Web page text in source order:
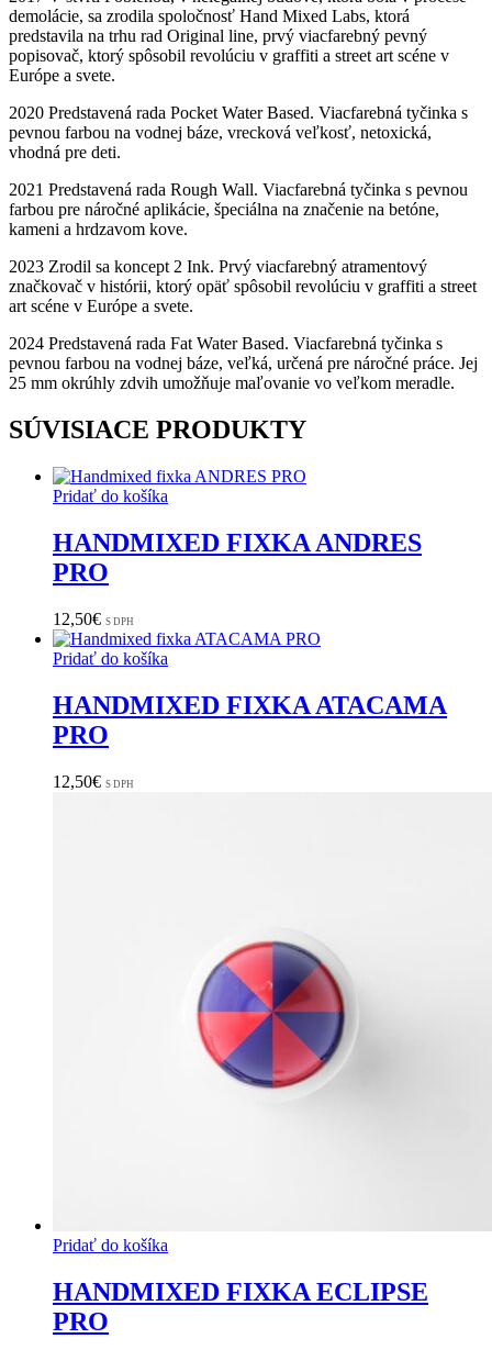
demolácie, sa zrodila spoločnosť Hand Mixed Labs, ktorá
predstavila na trhu rad Original line, prvý viacfarebný pevný
popisovač, ktorý spôsobil revolúciu v graffiti a street art scéne v
Európe a svete.
2020 Predstavená rada Pocket Water Based. Viacfarebná tyčinka s
pevnou farbou na vodnej báze, vrecková veľkosť, netoxická,
vhodná pre deti.
2021 Predstavená rada Rough Wall. Viacfarebná tyčinka s pevnou
farbou pre náročné aplikácie, špeciálna na značenie na betóne,
kameni a hrdzavom kove.
2023 Zrodil sa koncept 2 Ink. Prvý viacfarebný atramentový
značkovač v histórii, ktorý opäť spôsobil revolúciu v graffiti a street
art scéne v Európe a svete.
2024 Predstavená rada Fat Water Based. Viacfarebná tyčinka s
pevnou farbou na vodnej báze, veľká, určená pre náročné práce. Jej
25 mm okrúhly zdvih umožňuje maľovanie vo veľkom meradle.
SÚVISIACE PRODUKTY
Pridať do košíka
HANDMIXED FIXKA ANDRES
PRO
12,50€ S DPH
Pridať do košíka
HANDMIXED FIXKA ATACAMA
PRO
12,50€ S DPH
Pridať do košíka
HANDMIXED FIXKA ECLIPSE
PRO